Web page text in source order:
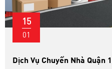
15
01
Dịch Vụ Chuyển Nhà Quận